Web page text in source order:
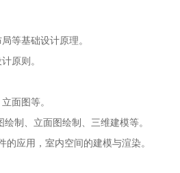
等基础设计原理。
原则。
面图等。
制、立面图绘制、三维建模等。
的应用，室内空间的建模与渲染。